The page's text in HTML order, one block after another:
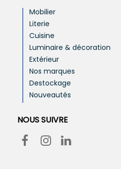
Mobilier
Literie
Cuisine
Luminaire & décoration
Extérieur
Nos marques
Destockage
Nouveautés
NOUS SUIVRE